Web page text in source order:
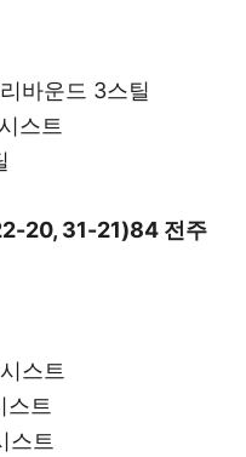
바운드 3스틸
스트
20, 31-21)84 전주
스트
스트
스트